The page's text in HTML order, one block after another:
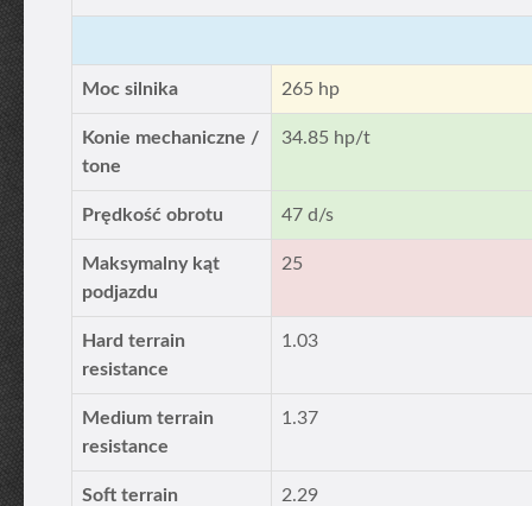
Moc silnika 265 hp
Konie mechaniczne /
tone
34.85 hp/t
Prędkość obrotu 47 d/s
Maksymalny kąt
podjazdu
25
Hard terrain
resistance
1.03
Medium terrain
resistance
1.37
Soft terrain
2.29